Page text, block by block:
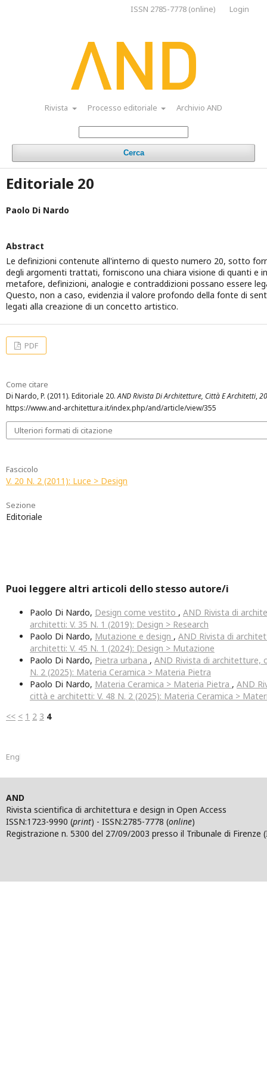
Rivista Processo editoriale Archivio AND
Cerca
ISSN 2785-7778 (online) Login
Editoriale 20
Paolo Di Nardo
Abstract
Le definizioni contenute all'interno di questo numero 20, sotto
degli argomenti trattati, forniscono una chiara visione di quanti e
metafore, definizioni, analogie e contraddizioni possano essere
Questo, non a caso, evidenzia il valore profondo della fonte di
legati alla creazione di un concetto artistico.
PDF
Come citare
Di Nardo, P. (2011). Editoriale 20.AND Rivista Di Architetture, Città E Architetti,20
https://www.and-architettura.it/index.php/and/article/view/355
Ulteriori formati di citazione
Fascicolo
V. 20 N. 2 (2011): Luce > Design
Sezione
Editoriale
Puoi leggere altri articoli dello stesso autore/i
Paolo Di Nardo, Design come vestito , AND Rivista di
architetti: V. 35 N. 1 (2019): Design > Research
Paolo Di Nardo, Mutazione e design , AND Rivista di
architetti: V. 45 N. 1 (2024): Design > Mutazione
Paolo Di Nardo, Pietra urbana , AND Rivista di architetture,
N. 2 (2025): Materia Ceramica > Materia Pietra
Paolo Di Nardo, Materia Ceramica > Materia Pietra , AND
città e architetti: V. 48 N. 2 (2025): Materia Ceramica >
<< < 1 2 3 4
English
AND
Rivista scientifica di architettura e design in Open Access
ISSN:1723-9990 (print) - ISSN:2785-7778 (online)
Registrazione n. 5300 del 27/09/2003 presso il Tribunale di Firenze